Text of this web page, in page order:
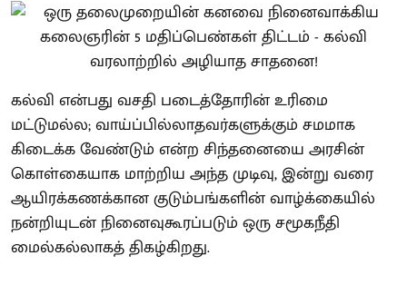
கல்வி என்பது வசதி படைத்தோரின் உரிமை
மட்டுமல்ல; வாய்ப்பில்லாதவர்களுக்கும் சமமாக
கிடைக்க வேண்டும் என்ற சிந்தனையை அரசின்
கொள்கையாக மாற்றிய அந்த முடிவு, இன்று வரை
ஆயிரக்கணக்கான குடும்பங்களின் வாழ்க்கையில்
நன்றியுடன் நினைவுகூரப்படும் ஒரு சமூகநீதி
மைல்கல்லாகத் திகழ்கிறது.